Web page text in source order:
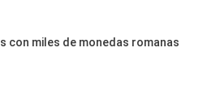
con miles de monedas romanas